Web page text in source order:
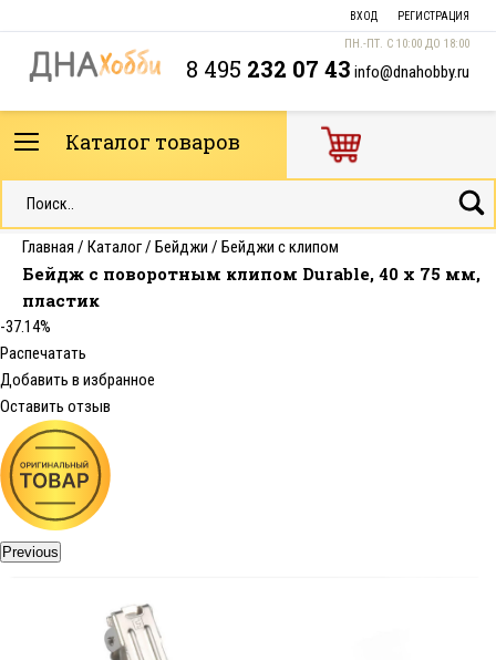
ВХОД РЕГИСТРАЦИЯ
ПН.-ПТ. С 10:00 ДО 18:00
8 495 232 07 43 info@dnahobby.ru
Каталог товаров
Главная / Каталог/ Бейджи / Бейджи с клипом
Бейдж с поворотным клипом Durable, 40 x 75 мм,
пластик
-37.14%
Распечатать
Добавить в избранное
Оставить отзыв
Previous